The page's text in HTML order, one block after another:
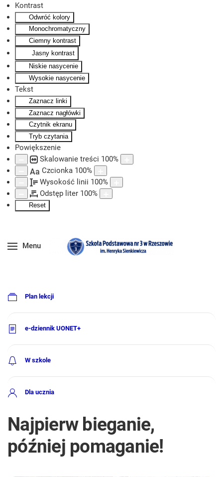
Kontrast
Odwróć kolory
Monochromatyczny
Ciemny kontrast
Jasny kontrast
Niskie nasycenie
Wysokie nasycenie
Tekst
Zaznacz linki
Zaznacz nagłówki
Czytnik ekranu
Tryb czytania
Powiększenie
Skalowanie treści 100%
Aa Czcionka 100%
Wysokość linii 100%
Odstęp liter 100%
Reset
Skip to main content
Menu
Plan lekcji
e-dziennik UONET+
W szkole
Dla ucznia
Najpierw bieganie,
później pomaganie!